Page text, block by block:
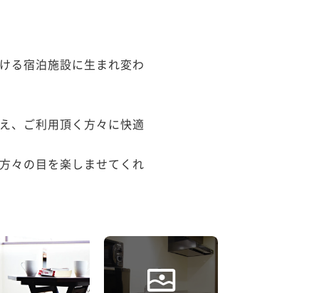
る宿泊施設に生まれ変わ
、ご利用頂く方々に快適
々の目を楽しませてくれ